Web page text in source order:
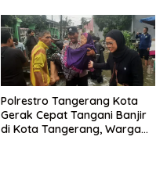
Polrestro Tangerang Kota
Gerak Cepat Tangani Banjir
di Kota Tangerang, Warga